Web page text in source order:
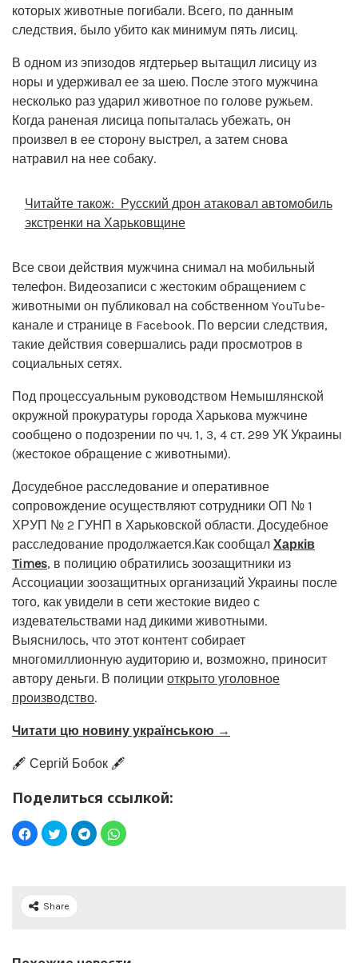
которых животные погибали. Всего, по данным
следствия, было убито как минимум пять лисиц.
В одном из эпизодов ягдтерьер вытащил лисицу из
норы и удерживал ее за шею. После этого мужчина
несколько раз ударил животное по голове ружьем.
Когда раненая лисица попыталась убежать, он
произвел в ее сторону выстрел, а затем снова
натравил на нее собаку.
Читайте також: Русский дрон атаковал автомобиль
экстренки на Харьковщине
Все свои действия мужчина снимал на мобильный
телефон. Видеозаписи с жестоким обращением с
животными он публиковал на собственном YouTube-
канале и странице в Facebook. По версии следствия,
такие действия совершались ради просмотров в
социальных сетях.
Под процессуальным руководством Немышлянской
окружной прокуратуры города Харькова мужчине
сообщено о подозрении по чч. 1, 3, 4 ст. 299 УК Украины
(жестокое обращение с животными).
Досудебное расследование и оперативное
сопровождение осуществляют сотрудники ОП № 1
ХРУП № 2 ГУНП в Харьковской области. Досудебное
расследование продолжается.Как сообщал Харків
Times, в полицию обратились зоозащитники из
Ассоциации зоозащитных организаций Украины после
того, как увидели в сети жестокие видео с
издевательствами над дикими животными.
Выяснилось, что этот контент собирает
многомиллионную аудиторию и, возможно, приносит
автору деньги. В полиции открыто уголовное
производство.
Читати цю новину українською →
🖋️ Сергій Бобок 🖋️
Поделиться ссылкой:
Share